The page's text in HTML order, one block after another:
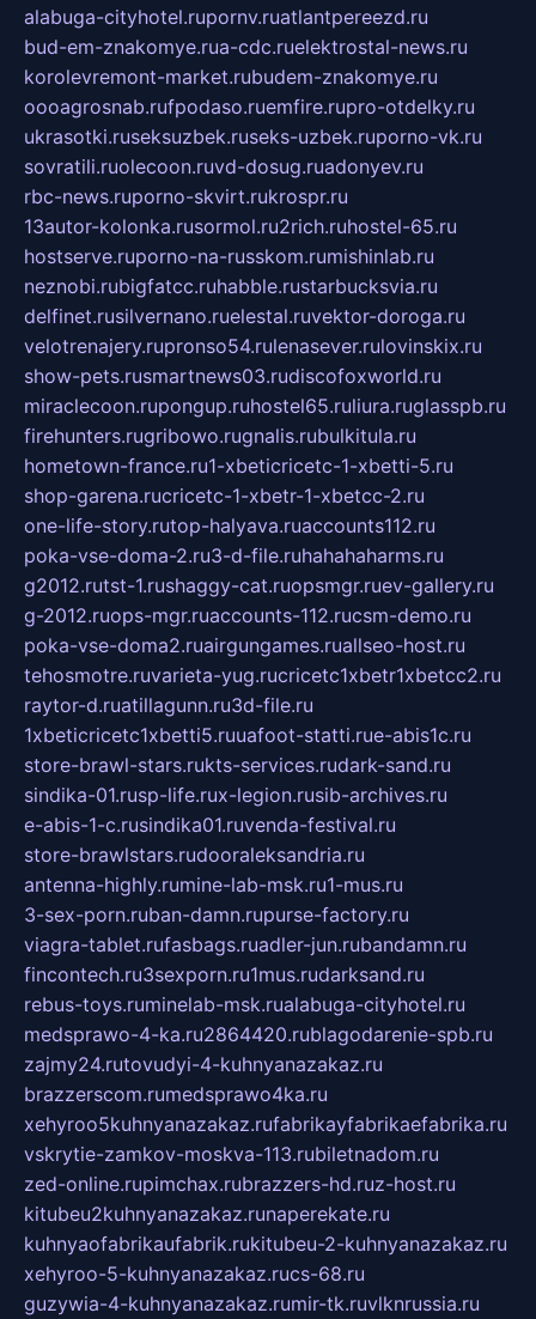
alabuga-cityhotel.rupornv.ruatlantpereezd.ru
bud-em-znakomye.rua-cdc.ruelektrostal-news.ru
korolevremont-market.rubudem-znakomye.ru
oooagrosnab.rufpodaso.ruemfire.rupro-otdelky.ru
ukrasotki.ruseksuzbek.ruseks-uzbek.ruporno-vk.ru
sovratili.ruolecoon.ruvd-dosug.ruadonyev.ru
rbc-news.ruporno-skvirt.rukrospr.ru
13autor-kolonka.rusormol.ru2rich.ruhostel-65.ru
hostserve.ruporno-na-russkom.rumishinlab.ru
neznobi.rubigfatcc.ruhabble.rustarbucksvia.ru
delfinet.rusilvernano.ruelestal.ruvektor-doroga.ru
velotrenajery.rupronso54.rulenasever.rulovinskix.ru
show-pets.rusmartnews03.rudiscofoxworld.ru
miraclecoon.rupongup.ruhostel65.ruliura.ruglasspb.ru
firehunters.rugribowo.rugnalis.rubulkitula.ru
hometown-france.ru1-xbeticricetc-1-xbetti-5.ru
shop-garena.rucricetc-1-xbetr-1-xbetcc-2.ru
one-life-story.rutop-halyava.ruaccounts112.ru
poka-vse-doma-2.ru3-d-file.ruhahahaharms.ru
g2012.rutst-1.rushaggy-cat.ruopsmgr.ruev-gallery.ru
g-2012.ruops-mgr.ruaccounts-112.rucsm-demo.ru
poka-vse-doma2.ruairgungames.ruallseo-host.ru
tehosmotre.ruvarieta-yug.rucricetc1xbetr1xbetcc2.ru
raytor-d.ruatillagunn.ru3d-file.ru
1xbeticricetc1xbetti5.ruuafoot-statti.rue-abis1c.ru
store-brawl-stars.rukts-services.rudark-sand.ru
sindika-01.rusp-life.rux-legion.rusib-archives.ru
e-abis-1-c.rusindika01.ruvenda-festival.ru
store-brawlstars.rudooraleksandria.ru
antenna-highly.rumine-lab-msk.ru1-mus.ru
3-sex-porn.ruban-damn.rupurse-factory.ru
viagra-tablet.rufasbags.ruadler-jun.rubandamn.ru
fincontech.ru3sexporn.ru1mus.rudarksand.ru
rebus-toys.ruminelab-msk.rualabuga-cityhotel.ru
medsprawo-4-ka.ru2864420.rublagodarenie-spb.ru
zajmy24.rutovudyi-4-kuhnyanazakaz.ru
brazzerscom.rumedsprawo4ka.ru
xehyroo5kuhnyanazakaz.rufabrikayfabrikaefabrika.ru
vskrytie-zamkov-moskva-113.rubiletnadom.ru
zed-online.rupimchax.rubrazzers-hd.ruz-host.ru
kitubeu2kuhnyanazakaz.runaperekate.ru
kuhnyaofabrikaufabrik.rukitubeu-2-kuhnyanazakaz.ru
xehyroo-5-kuhnyanazakaz.rucs-68.ru
guzywia-4-kuhnyanazakaz.rumir-tk.ruvlknrussia.ru